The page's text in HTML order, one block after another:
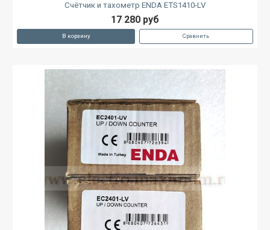
Счётчик и тахометр ENDA ETS1410-LV
17 280 руб
В корзину Сравнить